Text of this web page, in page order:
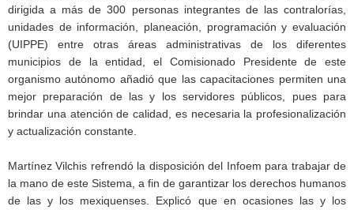
dirigida a más de 300 personas integrantes de las contralorías,
unidades de información, planeación, programación y evaluación
(UIPPE) entre otras áreas administrativas de los diferentes
municipios de la entidad, el Comisionado Presidente de este
organismo autónomo añadió que las capacitaciones permiten una
mejor preparación de las y los servidores públicos, pues para
brindar una atención de calidad, es necesaria la profesionalización
y actualización constante.
Martínez Vilchis refrendó la disposición del Infoem para trabajar de
la mano de este Sistema, a fin de garantizar los derechos humanos
de las y los mexiquenses. Explicó que en ocasiones las y los